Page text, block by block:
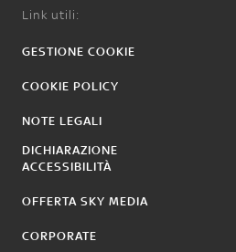
Link utili:
GESTIONE COOKIE
COOKIE POLICY
NOTE LEGALI
DICHIARAZIONE
ACCESSIBILITÀ
OFFERTA SKY MEDIA
CORPORATE